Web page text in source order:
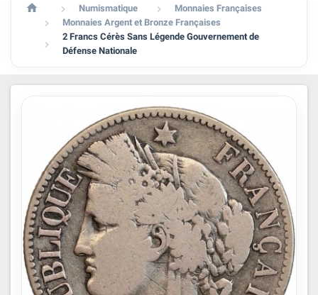
  Numismatique  Monnaies Françaises
 Monnaies Argent et Bronze Françaises

2 Francs Cérès Sans Légende Gouvernement de
Défense Nationale